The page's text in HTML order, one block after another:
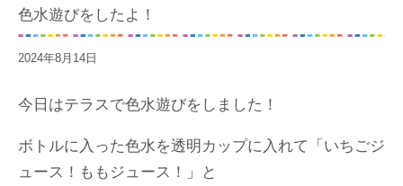
色水遊びをしたよ！
2024年8月14日
今日はテラスで色水遊びをしました！
ボトルに入った色水を透明カップに入れて「いちごジ
ュース！ももジュース！」と